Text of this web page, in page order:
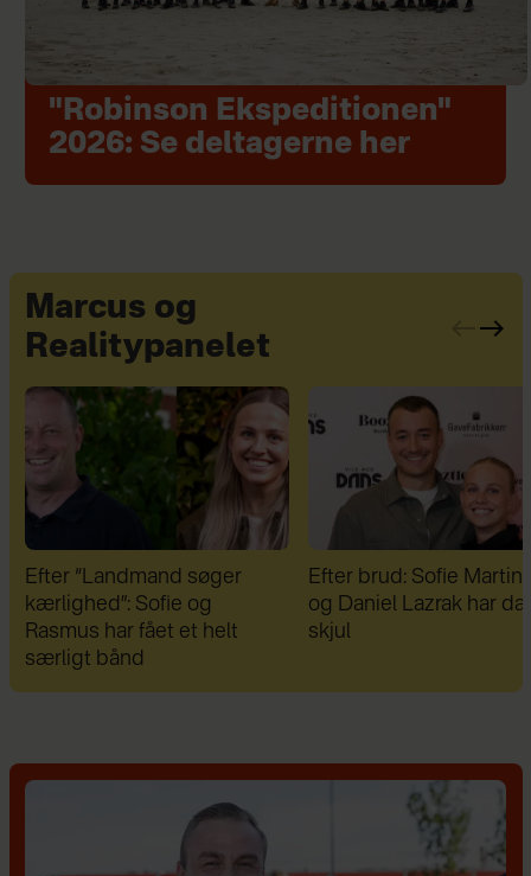
"Robinson Ekspeditionen"
2026: Se deltagerne her
Marcus og
Realitypanelet
Efter brud: Sofie Martinusen
og Daniel Lazrak har datet i
skjul
Therese Glahn blev
for voldsom mobning:
"Dansen blev min